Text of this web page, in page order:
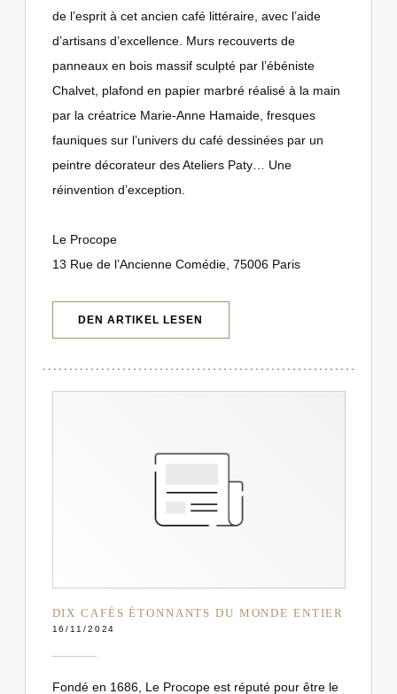
de l’esprit à cet ancien café littéraire, avec l’aide
d’artisans d’excellence. Murs recouverts de
panneaux en bois massif sculpté par l’ébéniste
Chalvet, plafond en papier marbré réalisé à la main
par la créatrice Marie-Anne Hamaide, fresques
fauniques sur l’univers du café dessinées par un
peintre décorateur des Ateliers Paty… Une
réinvention d’exception.
Le Procope
13 Rue de l’Ancienne Comédie, 75006 Paris
DEN ARTIKEL LESEN
DIX CAFÉS ÉTONNANTS DU MONDE ENTIER
16/11/2024
Fondé en 1686, Le Procope est réputé pour être le